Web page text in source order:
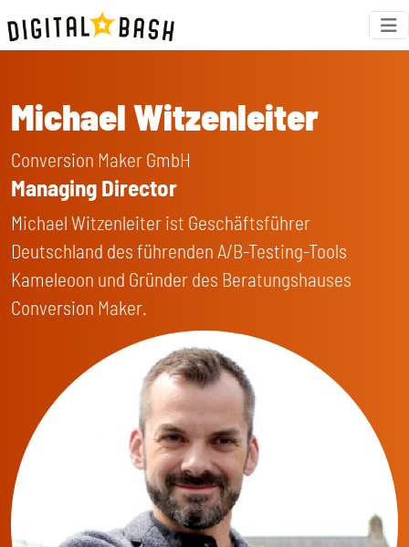
Michael Witzenleiter
Conversion Maker GmbH
Managing Director
Michael Witzenleiter ist Geschäftsführer
Deutschland des führenden A/B-Testing-Tools
Kameleoon und Gründer des Beratungshauses
Conversion Maker.